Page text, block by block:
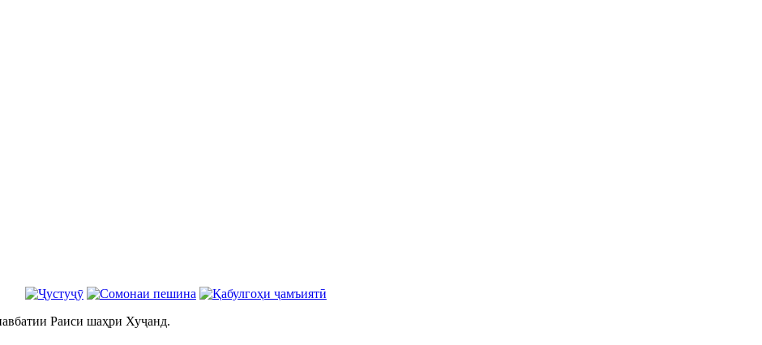
Раиси шаҳри Хуҷанд.